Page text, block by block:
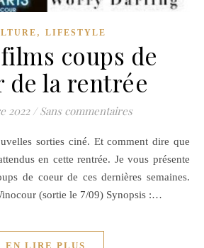
, LIFESTYLE
coups de
de la rentrée
2022 / Sans commentaires
en cette rentrée. Je vous présente
de coeur de ces dernières semaines.
(sortie le 7/09) Synopsis :…
EN LIRE PLUS